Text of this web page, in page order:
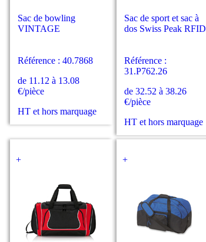
Sac de bowling
VINTAGE
Référence : 40.7868
de 11.12 à 13.08
€/pièce
HT et hors marquage
Sac de sport et sac à
dos Swiss Peak RFID
Référence :
31.P762.26
de 32.52 à 38.26
€/pièce
HT et hors marquage
+ +